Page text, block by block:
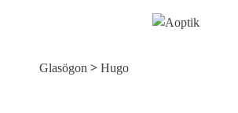
Aoptik
Glasögon > Hugo